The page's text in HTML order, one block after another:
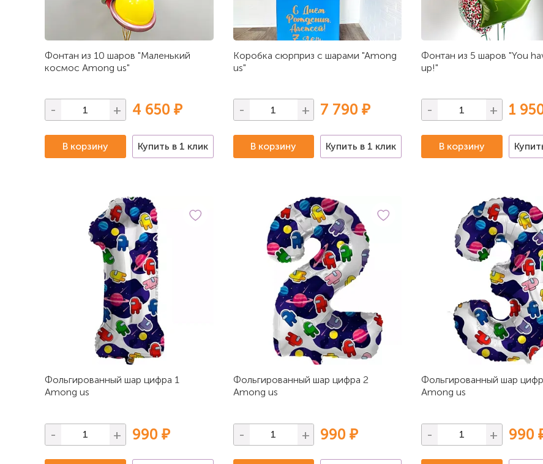
Фонтан из 10 шаров "Маленький
космос Among us"
- + 4 650 ₽
В корзину Купить в 1 клик
Коробка сюрприз с шарами "Among
us"
- + 7 790 ₽
В корзину Купить в 1 клик
Фонтан из 5 шаров "You
up!"
- + 1
В корзину
Фольгированный шар цифра 1
Among us
- + 990 ₽
Фольгированный шар цифра 2
Among us
- + 990 ₽
Фольгированный шар
Among us
- + 990